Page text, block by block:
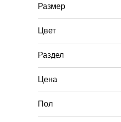
Размер
Цвет
Раздел
Цена
Пол